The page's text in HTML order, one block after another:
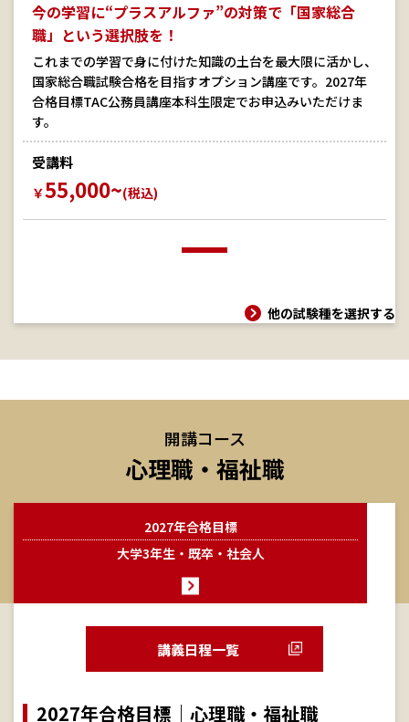
今の学習に“プラスアルファ”の対策で「国家総合
職」という選択肢を！
これまでの学習で身に付けた知識の土台を最大限に活かし、
国家総合職試験合格を目指すオプション講座です。2027年
合格目標TAC公務員講座本科生限定でお申込みいただけま
す。
受講料
￥55,000~(税込)
他の試験種を選択する
開講コース
心理職・福祉職
2027年合格目標
大学3年生・既卒・社会人
講義日程一覧
2027年合格目標｜心理職・福祉職